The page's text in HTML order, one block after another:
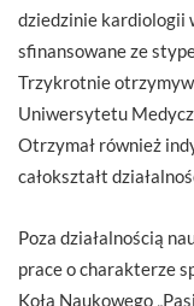
dziedzinie kardiologii
sfinansowane ze
Trzykrotnie
Uniwersytetu
Otrzymał również
całokształt
Poza działalnością
prace o charakterze
Koła Naukowego